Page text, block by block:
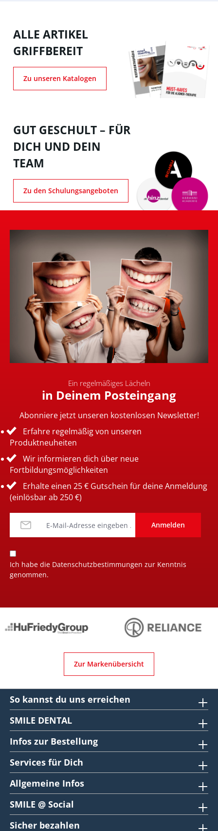
ALLE ARTIKEL
GRIFFBEREIT
Zu unseren Katalogen
GUT GESCHULT – FÜR
DICH UND DEIN
TEAM
Zu den Schulungsangeboten
Ein regelmäßiges Lächeln
in Deinem Posteingang
Abonniere jetzt unseren kostenlosen Newsletter!
Erfahre regelmäßig von unseren
Produktneuheiten
Wir informieren dich über neue
Fortbildungsmöglichkeiten
Erhalte einen 25 € Gutschein für deine Anmeldung
(einlösbar ab 250 €)
Anmelden
Ich habe die Datenschutzbestimmungen zur Kenntnis
genommen.
Zur Markenübersicht
So kannst du uns erreichen
SMILE DENTAL
Infos zur Bestellung
Services für Dich
Allgemeine Infos
SMILE @ Social
Sicher bezahlen